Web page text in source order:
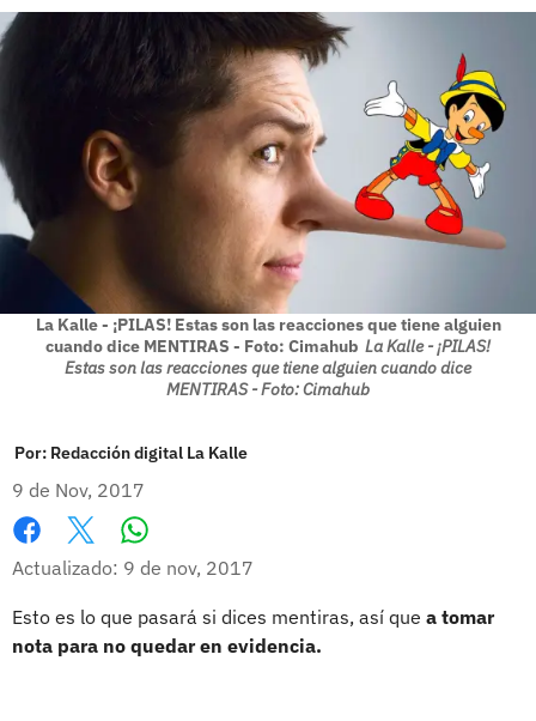
La Kalle - ¡PILAS! Estas son las reacciones que tiene alguien
cuando dice MENTIRAS - Foto: Cimahub La Kalle - ¡PILAS!
Estas son las reacciones que tiene alguien cuando dice
MENTIRAS - Foto: Cimahub
Por: Redacción digital La Kalle
9 de Nov, 2017
Facebook
X
Actualizado: 9 de nov, 2017
Esto es lo que pasará si dices mentiras, así que a tomar
nota para no quedar en evidencia.